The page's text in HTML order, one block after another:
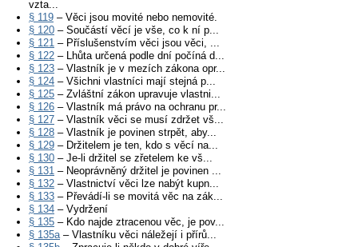
vzta...
§ 119 – Věci jsou movité nebo nemovité.
§ 120 – Součástí věcí je vše, co k ní p...
§ 121 – Příslušenstvím věci jsou věci, ...
§ 122 – Lhůta určená podle dní počíná d...
§ 123 – Vlastník je v mezích zákona opr...
§ 124 – Všichni vlastníci mají stejná p...
§ 125 – Zvláštní zákon upravuje vlastni...
§ 126 – Vlastník má právo na ochranu pr...
§ 127 – Vlastník věci se musí zdržet vš...
§ 128 – Vlastník je povinen strpět, aby...
§ 129 – Držitelem je ten, kdo s věcí na...
§ 130 – Je-li držitel se zřetelem ke vš...
§ 131 – Neoprávněný držitel je povinen ...
§ 132 – Vlastnictví věci lze nabýt kupn...
§ 133 – Převádí-li se movitá věc na zák...
§ 134 – Vydržení
§ 135 – Kdo najde ztracenou věc, je pov...
§ 135a– Vlastníku věci náležejí i přírů...